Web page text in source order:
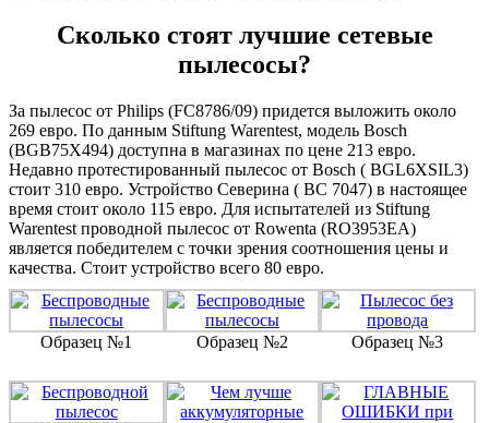
Сколько стоят лучшие сетевые
пылесосы?
За пылесос от Philips (FC8786/09) придется выложить около
269 евро. По данным Stiftung Warentest, модель Bosch
(BGB75X494) доступна в магазинах по цене 213 евро.
Недавно протестированный пылесос от Bosch ( BGL6XSIL3)
стоит 310 евро. Устройство Северина ( BC 7047) в настоящее
время стоит около 115 евро. Для испытателей из Stiftung
Warentest проводной пылесос от Rowenta (RO3953EA)
является победителем с точки зрения соотношения цены и
качества. Стоит устройство всего 80 евро.
Образец №1 Образец №2 Образец №3